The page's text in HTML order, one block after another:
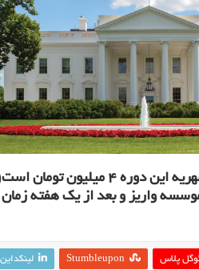
مصاحبه و ارزیابی رایگان میباشد و شهریه این
موسسه واریز و بعد از یک هفته زمان
پلاس Stumbleupon لینکداین